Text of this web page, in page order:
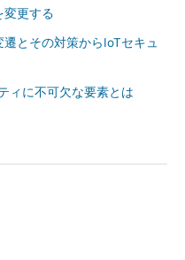
変更する
とその対策からIoTセキュ
ィに不可欠な要素とは